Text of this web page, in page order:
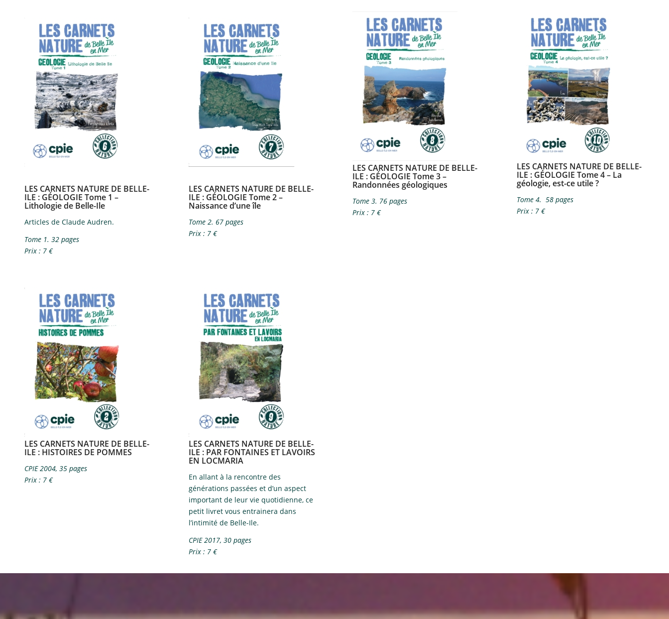
LES CARNETS NATURE DE BELLE-
ILE​ : GÉOLOGIE Tome 1 –
Lithologie de Belle-Ile
Articles de Claude Audren.
Tome 1. 32 pages
Prix : 7 €
LES CARNETS NATURE DE BELLE-
ILE​ : GÉOLOGIE Tome 2 –
Naissance d’une île
Tome 2. 67 pages
Prix : 7 €
LES CARNETS NATURE DE BELLE-
ILE​ : GÉOLOGIE Tome 3 –
Randonnées géologiques​
Tome 3. 76 pages
Prix : 7 €
LES CARNETS NATURE DE BELLE-
ILE​ : GÉOLOGIE Tome 4 – La
géologie, est-ce utile ?​
Tome 4. 58 pages
Prix : 7 €
LES CARNETS NATURE DE BELLE-
ILE​ : HISTOIRES DE POMMES
CPIE 2004, 35 pages
Prix : 7 €
LES CARNETS NATURE DE BELLE-
ILE​ : PAR FONTAINES ET LAVOIRS
EN LOCMARIA
En allant à la rencontre des
générations passées et d’un aspect
important de leur vie quotidienne, ce
petit livret vous entrainera dans
l’intimité de Belle-Ile.
CPIE 2017, 30 pages
Prix : 7 €